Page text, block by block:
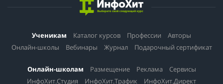
Ученикам Каталог курсов Профессии
Авторы
Онлайн-школы
Вебинары Журнал Подарочный сертификат
Онлайн-школам Размещение Реклама
Сервисы
ИнфоХит.Студия
ИнфоХит.Трафик ИнфоХит.Директ